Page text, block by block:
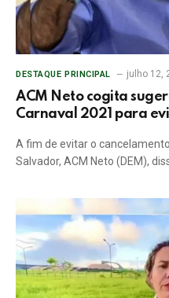
DESTAQUE PRINCIPAL julho 12,
ACM Neto cogita
Carnaval 2021 para
A fim de evitar o
Salvador, ACM Neto (DEM),